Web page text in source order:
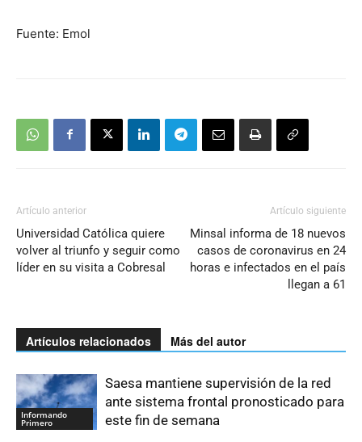
Fuente: Emol
Artículo anterior
Universidad Católica quiere
volver al triunfo y seguir como
líder en su visita a Cobresal
Artículo siguiente
Minsal informa de 18 nuevos
casos de coronavirus en 24
horas e infectados en el país
llegan a 61
Artículos relacionados Más del autor
Informando
Primero
Saesa mantiene supervisión de la red
ante sistema frontal pronosticado para
este fin de semana